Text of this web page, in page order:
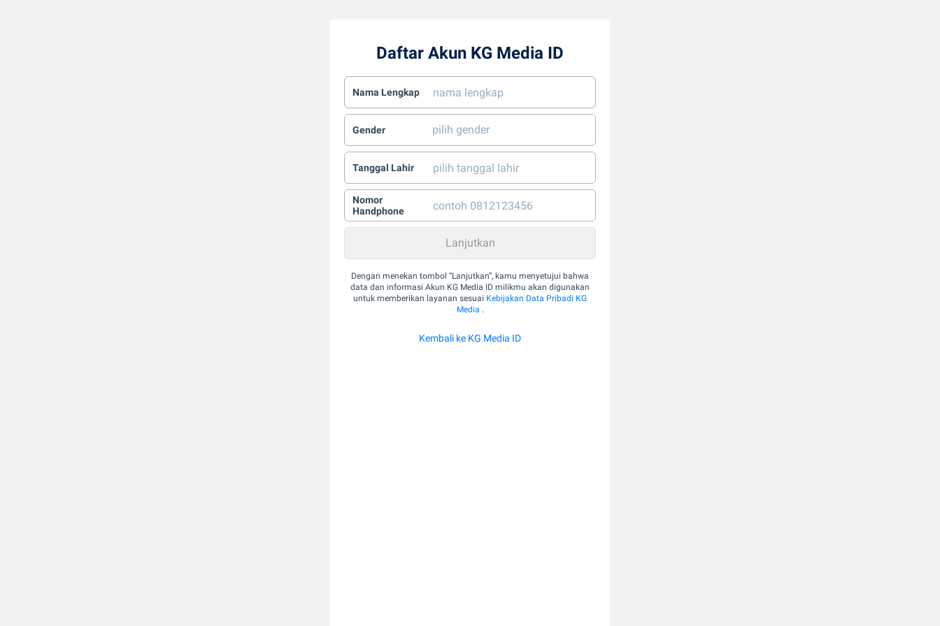
Daftar Akun KG Media ID
Nama Lengkap
Gender
Tanggal Lahir
Nomor
Handphone
Dengan menekan tombol “Lanjutkan”, kamu menyetujui bahwa
data dan informasi Akun KG Media ID milikmu akan digunakan
untuk memberikan layanan sesuai Kebijakan Data Pribadi KG
Media .
Kembali ke KG Media ID